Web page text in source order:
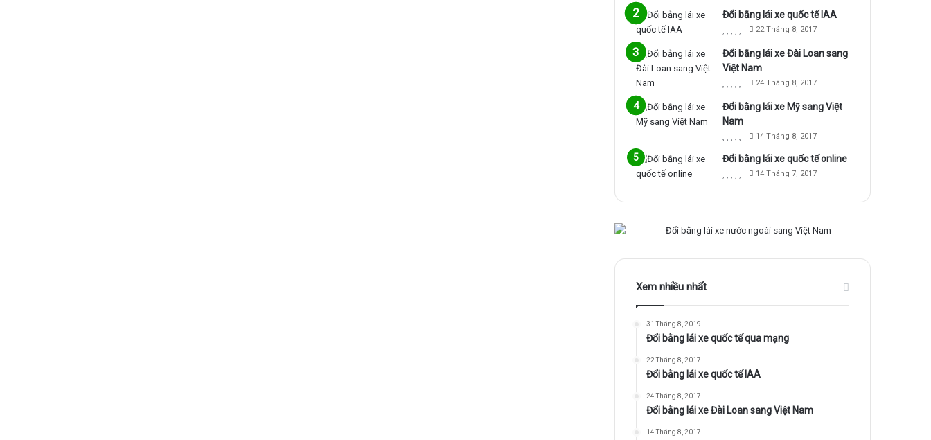
Đổi bằng lái xe quốc tế IAA
22 Tháng 8, 2017
Đổi bằng lái xe Đài Loan sang
Việt Nam
24 Tháng 8, 2017
Đổi bằng lái xe Mỹ sang Việt
Nam
14 Tháng 8, 2017
Đổi bằng lái xe quốc tế online
14 Tháng 7, 2017
Xem nhiều nhất
31 Tháng 8, 2019
Đổi bằng lái xe quốc tế qua mạng
22 Tháng 8, 2017
Đổi bằng lái xe quốc tế IAA
24 Tháng 8, 2017
Đổi bằng lái xe Đài Loan sang Việt Nam
14 Tháng 8, 2017